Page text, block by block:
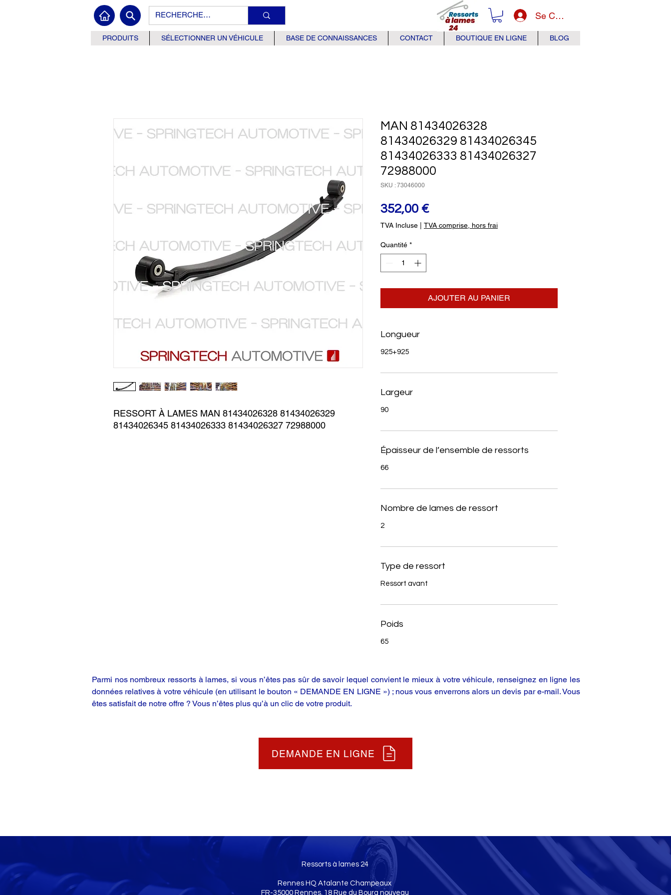
Se Connecter
PRODUITS SÉLECTIONNER UN VÉHICULE BASE DE CONNAISSANCES CONTACT BOUTIQUE EN LIGNE BLOG
RESSORT À LAMES MAN 81434026328 81434026329
81434026345 81434026333 81434026327 72988000
MAN 81434026328
81434026329 81434026345
81434026333 81434026327
72988000
SKU : 73046000
352,00 €Prix
TVA Incluse TVA comprise, hors frai
Quantité *
AJOUTER AU PANIER
Longueur
925+925
Largeur
90
Épaisseur de l’ensemble de ressorts
66
Nombre de lames de ressort
2
Type de ressort
Ressort avant
Poids
65
Parmi nos nombreux ressorts à lames, si vous n’êtes pas sûr de savoir lequel convient le mieux à votre véhicule, renseignez en ligne les
données relatives à votre véhicule (en utilisant le bouton « DEMANDE EN LIGNE ») ; nous vous enverrons alors un devis par e-mail. Vous
êtes satisfait de notre offre ? Vous n’êtes plus qu’à un clic de votre produit.
DEMANDE EN LIGNE
Ressorts à lames 24
Rennes HQ Atalante Champeaux
FR-35000 Rennes, 18 Rue du Bourg nouveau